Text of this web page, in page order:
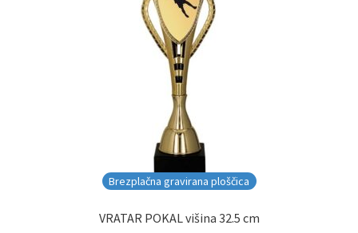
Brezplačna gravirana ploščica
VRATAR POKAL višina 32.5 cm